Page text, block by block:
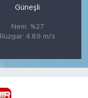
Güneşli
Nem: %27
Rüzgar: 4.89 m/s